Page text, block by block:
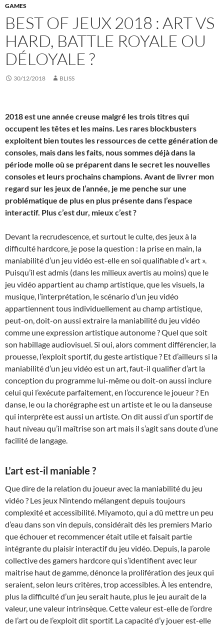
GAMES
BEST OF JEUX 2018 : ART VS
HARD, BATTLE ROYALE OU
DÉLOYALE ?
30/12/2018 BLISS
2018 est une année creuse malgré les trois titres qui
occupent les têtes et les mains. Les rares blockbusters
exploitent bien toutes les ressources de cette génération de
consoles, mais dans les faits, nous sommes déjà dans la
période molle où se préparent dans le secret les nouvelles
consoles et leurs prochains champions. Avant de livrer mon
regard sur les jeux de l’année, je me penche sur une
problématique de plus en plus présente dans l’espace
interactif. Plus c’est dur, mieux c’est ?
Devant la recrudescence, et surtout le culte, des jeux à la
difficulté hardcore, je pose la question : la prise en main, la
maniabilité d’un jeu vidéo est-elle en soi qualifiable d’« art ».
Puisqu’il est admis (dans les milieux avertis au moins) que le
jeu vidéo appartient au champ artistique, que les visuels, la
musique, l’interprétation, le scénario d’un jeu vidéo
appartiennent tous individuellement au champ artistique,
peut-on, doit-on aussi extraire la maniabilité du jeu vidéo
comme une expression artistique autonome ? Quel que soit
son habillage audiovisuel. Si oui, alors comment différencier, la
prouesse, l’exploit sportif, du geste artistique ? Et d’ailleurs si la
maniabilité d’un jeu vidéo est un art, faut-il qualifier d’art la
conception du programme lui-même ou doit-on aussi inclure
celui qui l’exécute parfaitement, en l’occurence le joueur ? En
danse, le ou la chorégraphe est un artiste et le ou la danseuse
qui interprète est aussi un artiste. On dit aussi d’un sportif de
haut niveau qu’il maîtrise son art mais il s’agit sans doute d’une
facilité de langage.
L’art est-il maniable ?
Que dire de la relation du joueur avec la maniabilité du jeu
vidéo ? Les jeux Nintendo mélangent depuis toujours
complexité et accessibilité. Miyamoto, qui a dû mettre un peu
d’eau dans son vin depuis, considérait dès les premiers Mario
que échouer et recommencer était utile et faisait partie
intégrante du plaisir interactif du jeu vidéo. Depuis, la parole
collective des gamers hardcore qui s’identifient avec leur
maitrise haut de gamme, dénonce la prolifération des jeux qui
seraient, selon leurs critères, trop accessibles. À les entendre,
plus la difficulté d’un jeu serait haute, plus le jeu aurait de la
valeur, une valeur intrinsèque. Cette valeur est-elle de l’ordre
de l’art ou de l’exploit dit sportif. La capacité d’y jouer est-elle